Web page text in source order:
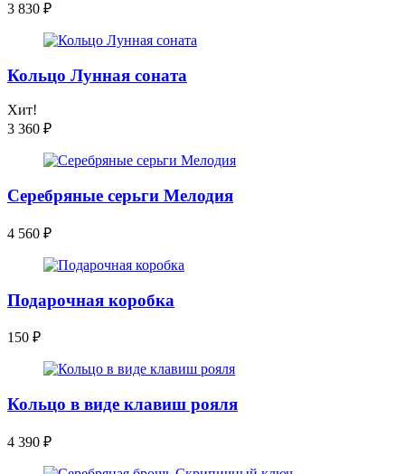
3 830 ₽
Кольцо Лунная соната
Хит!
3 360 ₽
Серебряные серьги Мелодия
4 560 ₽
Подарочная коробка
150 ₽
Кольцо в виде клавиш рояля
4 390 ₽